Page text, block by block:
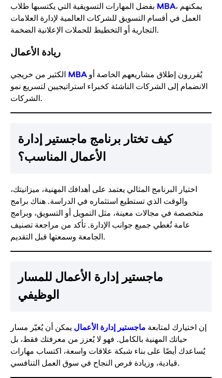
MBA، يمكنهم
العمل في أقسام التسويق للشركات العالمية لإدارة العلامات
التجارية أو التخطيط للحملات الإعلانية الضخمة.
ريادة الأعمال
MBA
الانضمام إلى الشركات الناشئة كخبراء استراتيجيين لتسريع نمو
الشركات.
كيف تختار برنامج ماجستير إدارة
الأعمال المناسب؟
اختيار البرنامج المثالي يعتمد على أهدافك المهنية، ميزانيتك،
والوقت الذي تستطيع استثماره في الدراسة. هناك برامج
متخصصة في مجالات معينة، مثل التمويل أو التسويق، وبرامج
عامة تُغطي جميع جوانب الإدارة. تأكد من مراجعة تصنيف
الجامعة وسمعتها قبل التقديم.
ماجستير إدارة الأعمال للمسار
الوظيفي
إن اختيارك لمتابعة ماجستير إدارة الأعمال يمكن أن يُغيّر مسار
حياتك المهنية بالكامل. فهو لا يُعزز من معرفتك فقط، بل
يُساعدك أيضًا على بناء شبكة علاقات واسعة، اكتساب مهارات
قيادية، وزيادة فرص النجاح في سوق العمل التنافسي.